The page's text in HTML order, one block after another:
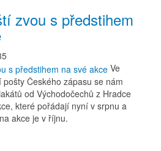
zvou s předstihem
Ve
pošty Českého zápasu se nám
od Východočechů z Hradce
které pořádají nyní v srpnu a
akce je v říjnu.